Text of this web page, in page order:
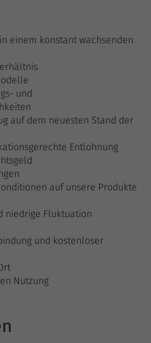
einem konstant wachsenden
und
auf dem neuesten Stand der
Entlohnung
auf unsere Produkte
niedrige Fluktuation
und kostenloser
Nutzung
ID, für die historische
falls der Webseiten-
eingestellt hat.
zufallsgenerierte User-ID.
ID kann Google Analytics
User auf dieser Website
und die Daten von
Daten werden nur maximal
Minute an Google Analytics
Das Cookie hat eine
von einer Minute. Solange